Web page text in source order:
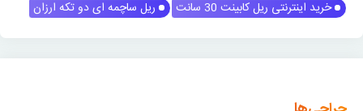
خرید اینترنتی ریل کابینت 30 سانت
ریل ساچمه ای دو تکه ارزان